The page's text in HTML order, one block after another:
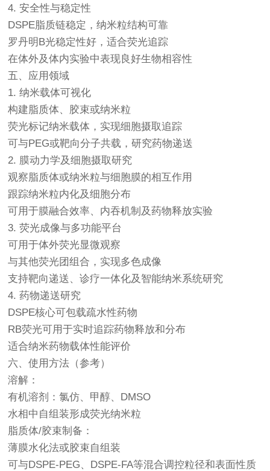
4. 安全性与稳定性
DSPE脂质链稳定，纳米粒结构可靠
罗丹明B光稳定性好，适合荧光追踪
在体外及体内实验中表现良好生物相容性
五、应用领域
1. 纳米载体可视化
构建脂质体、胶束或纳米粒
荧光标记纳米载体，实现细胞摄取追踪
可与PEG或靶向分子共载，研究药物递送
2. 膜动力学及细胞摄取研究
观察脂质体或纳米粒与细胞膜的相互作用
跟踪纳米粒内化及细胞分布
可用于膜融合效率、内吞机制及药物释放实验
3. 荧光成像与多功能平台
可用于体外荧光显微观察
与其他荧光团组合，实现多色成像
支持靶向递送、诊疗一体化及智能纳米系统研究
4. 药物递送研究
DSPE核心可包载疏水性药物
RB荧光可用于实时追踪药物释放和分布
适合纳米药物载体性能评价
六、使用方法（参考）
溶解：
有机溶剂：氯仿、甲醇、DMSO
水相中自组装形成荧光纳米粒
脂质体/胶束制备：
薄膜水化法或胶束自组装
可与DSPE-PEG、DSPE-FA等混合调控粒径和表面性质